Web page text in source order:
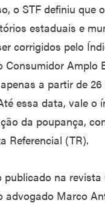
o STF definiu que
estaduais e
corrigidos pelo
Consumidor Amplo
a partir de
essa data, vale o
da poupança,
Referencial (TR).
publicado na
advogado Marco